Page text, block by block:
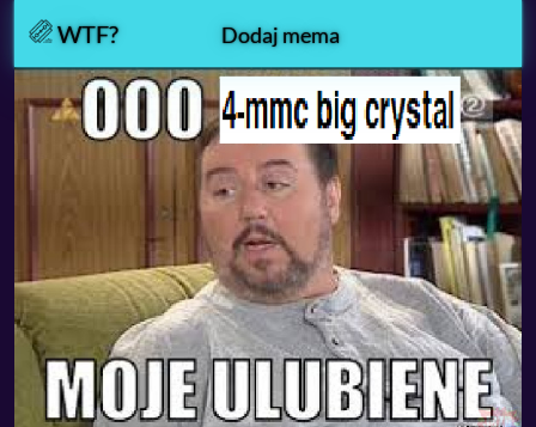
WTF? Dodaj mema